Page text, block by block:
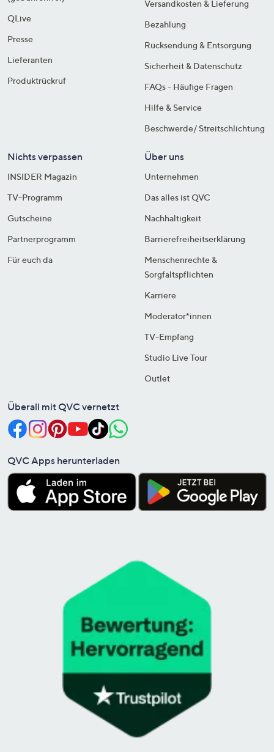
QLive
Presse
Lieferanten
Produktrückruf
Versandkosten & Lieferung
Bezahlung
Rücksendung & Entsorgung
Sicherheit & Datenschutz
FAQs - Häufige Fragen
Hilfe & Service
Beschwerde/ Streitschlichtung
Nichts verpassen
INSIDER Magazin
TV-Programm
Gutscheine
Partnerprogramm
Für euch da
Über uns
Unternehmen
Das alles ist QVC
Nachhaltigkeit
Barrierefreiheitserklärung
Menschenrechte &
Sorgfaltspflichten
Karriere
Moderator*innen
TV-Empfang
Studio Live Tour
Outlet
Überall mit QVC vernetzt
QVC Apps herunterladen